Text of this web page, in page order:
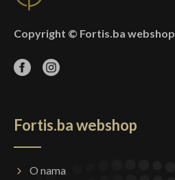
Copyright © Fortis.ba webshop
Fortis.ba webshop
O nama